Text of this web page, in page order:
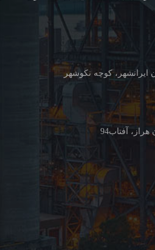
ایرانشهر، کوچه نکوشهر
آفتاب94